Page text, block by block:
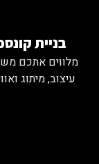
בניית
מלווים אתכם
עיצוב, מיתוג